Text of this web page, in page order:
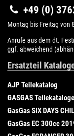
+49 (0)
Montag bis Freitag von
Anrufe aus dem dt.
ggf. abweichend
Ersatzteil
AJP Teilekatalog
GASGAS Teilekataloge
GasGas SIX DAYS
GasGas EC 300cc